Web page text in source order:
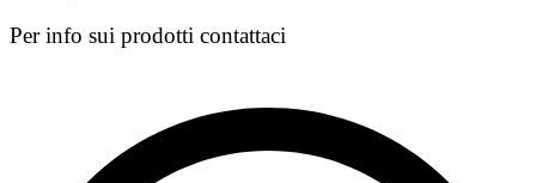
Per info sui prodotti contattaci